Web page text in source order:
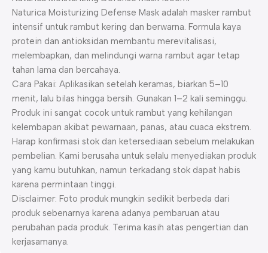
Naturica Moisturizing Defense Mask adalah masker rambut
intensif untuk rambut kering dan berwarna. Formula kaya
protein dan antioksidan membantu merevitalisasi,
melembapkan, dan melindungi warna rambut agar tetap
tahan lama dan bercahaya.
Cara Pakai: Aplikasikan setelah keramas, biarkan 5–10
menit, lalu bilas hingga bersih. Gunakan 1–2 kali seminggu.
Produk ini sangat cocok untuk rambut yang kehilangan
kelembapan akibat pewarnaan, panas, atau cuaca ekstrem.
Harap konfirmasi stok dan ketersediaan sebelum melakukan
pembelian. Kami berusaha untuk selalu menyediakan produk
yang kamu butuhkan, namun terkadang stok dapat habis
karena permintaan tinggi.
Disclaimer: Foto produk mungkin sedikit berbeda dari
produk sebenarnya karena adanya pembaruan atau
perubahan pada produk. Terima kasih atas pengertian dan
kerjasamanya.